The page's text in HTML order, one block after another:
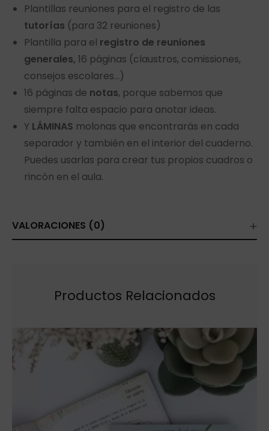
Plantillas reuniones para el registro de las
tutorías (para 32 reuniones)
Plantilla para el registro de reuniones
generales, 16 páginas (claustros, comissiones,
consejos escolares…)
16 páginas de notas, porque sabemos que
siempre falta espacio para anotar ideas.
Y LÁMINAS molonas que encontrarás en cada
separador y también en el interior del cuaderno.
Puedes usarlas para crear tus propios cuadros o
rincón en el aula.
VALORACIONES (0)
Productos Relacionados